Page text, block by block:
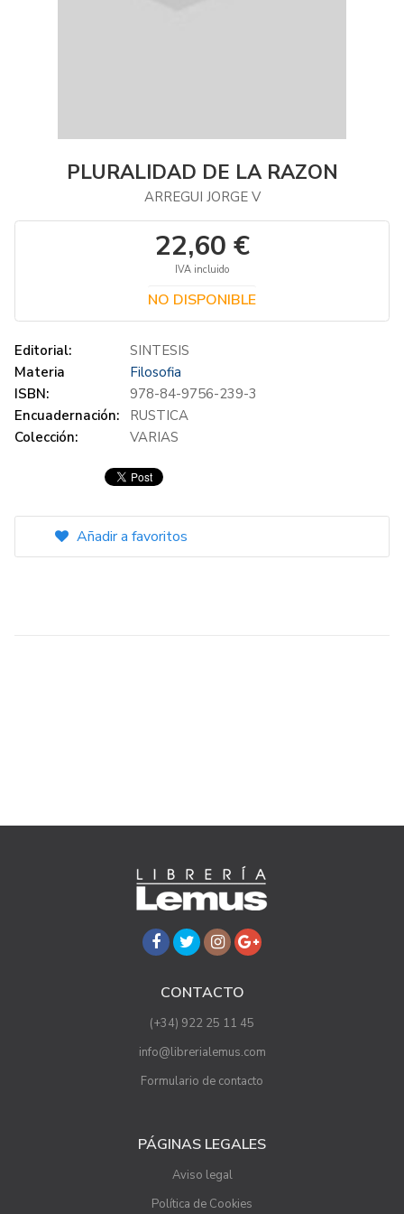
PLURALIDAD DE LA RAZON
ARREGUI JORGE V
22,60 €
IVA incluido
NO DISPONIBLE
Editorial:
SINTESIS
Materia
Filosofia
ISBN:
978-84-9756-239-3
Encuadernación:
RUSTICA
Colección:
VARIAS
Añadir a favoritos
CONTACTO
(+34) 922 25 11 45
info@librerialemus.com
Formulario de contacto
PÁGINAS LEGALES
Aviso legal
Política de Cookies